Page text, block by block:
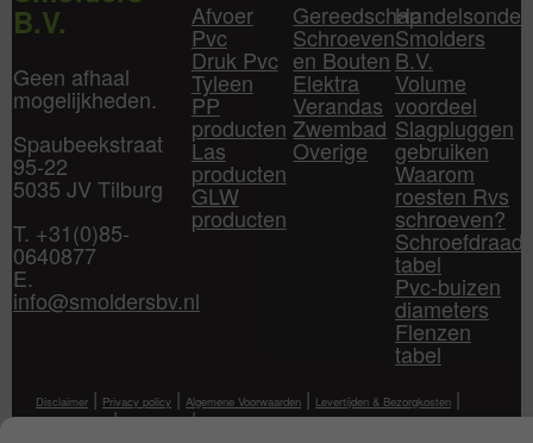
B.V.
Geen afhaal
mogelijkheden.
Spaubeekstraat
95-22
5035 JV Tilburg
T. +31(0)85-
0640877
E.
info@smoldersbv.nl
Afvoer
Pvc
Druk Pvc
Tyleen
PP
producten
Las
producten
GLW
producten
Gereedschap
Schroeven
en Bouten
Elektra
Verandas
Zwembad
Overige
Smolders
B.V.
Volume
voordeel
Slagpluggen
gebruiken
Waarom
roesten Rvs
schroeven?
Schroefdraad
tabel
Pvc-buizen
diameters
Flenzen
tabel
Disclaimer | Privacy policy | Algemene Voorwaarden | Levertijden & Bezorgkosten |
Klantenservice|Mijn Account|Contact